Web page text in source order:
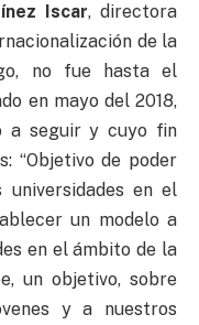
Iscar, directora
de la
no fue hasta el
en mayo del 2018,
a seguir y cuyo fin
“Objetivo de poder
en el
un modelo a
en el ámbito de la
un objetivo, sobre
y a nuestros